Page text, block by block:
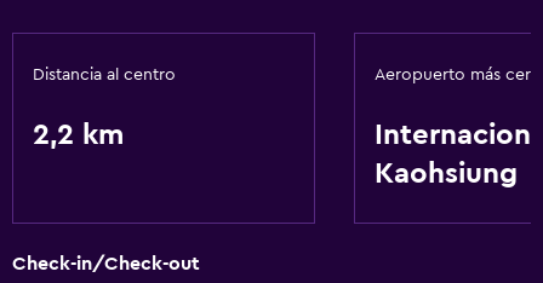
Estacionamiento y transporte
Sistema de entretenimiento
Distancia al centro
2,2 km
Aeropuerto más
Kaohsiung
Check-in/Check-out